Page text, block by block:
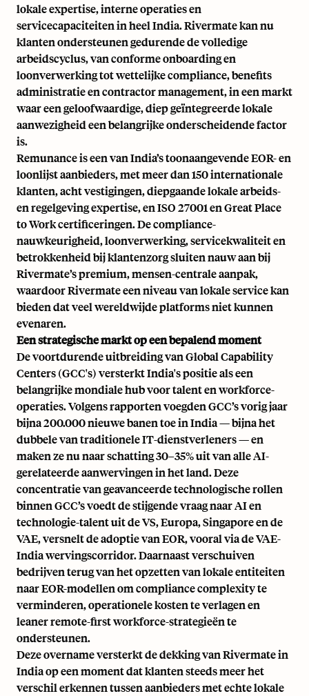
lokale expertise, interne operaties en
servicecapaciteiten in heel India. Rivermate kan nu
klanten ondersteunen gedurende de volledige
arbeidscyclus, van conforme onboarding en
loonverwerking tot wettelijke compliance, benefits
administratie en contractor management, in een markt
waar een geloofwaardige, diep geïntegreerde lokale
aanwezigheid een belangrijke onderscheidende factor
is.
Remunance is een van India’s toonaangevende EOR- en
loonlijst aanbieders, met meer dan 150 internationale
klanten, acht vestigingen, diepgaande lokale arbeids-
en regelgeving expertise, en ISO 27001 en Great Place
to Work certificeringen. De compliance-
nauwkeurigheid, loonverwerking, servicekwaliteit en
betrokkenheid bij klantenzorg sluiten nauw aan bij
Rivermate’s premium, mensen-centrale aanpak,
waardoor Rivermate een niveau van lokale service kan
bieden dat veel wereldwijde platforms niet kunnen
evenaren.
Een strategische markt op een bepalend moment
De voortdurende uitbreiding van Global Capability
Centers (GCC's) versterkt India's positie als een
belangrijke mondiale hub voor talent en workforce-
operaties. Volgens rapporten voegden GCC’s vorig jaar
bijna 200.000 nieuwe banen toe in India — bijna het
dubbele van traditionele IT-dienstverleners — en
maken ze nu naar schatting 30–35% uit van alle AI-
gerelateerde aanwervingen in het land. Deze
concentratie van geavanceerde technologische rollen
binnen GCC’s voedt de stijgende vraag naar AI en
technologie-talent uit de VS, Europa, Singapore en de
VAE, versnelt de adoptie van EOR, vooral via de VAE-
India wervingscorridor. Daarnaast verschuiven
bedrijven terug van het opzetten van lokale entiteiten
naar EOR-modellen om compliance complexity te
verminderen, operationele kosten te verlagen en
leaner remote-first workforce-strategieën te
ondersteunen.
Deze overname versterkt de dekking van Rivermate in
India op een moment dat klanten steeds meer het
verschil erkennen tussen aanbieders met echte lokale